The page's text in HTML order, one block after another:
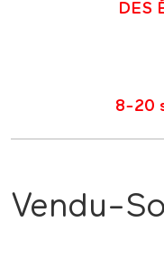
DES
8-20
Vendu-